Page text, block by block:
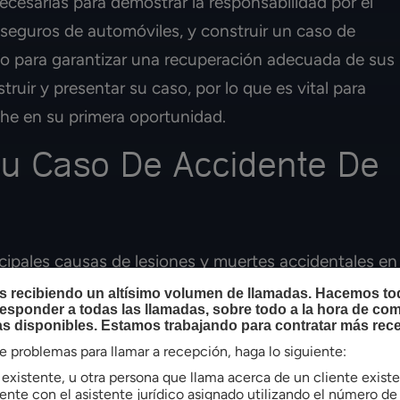
de automóviles, y construir un caso de
para garantizar una recuperación adecuada de sus
y presentar su caso, por lo que es vital para
en su primera oportunidad.
Caso De Accidente De
causas de lesiones y muertes accidentales en
de Seguridadinformó que en 2023, hubo
médicamente por accidentes automovilísticos en
Pública de Carolina del Sur registró un total de
muchas de las cuales se saldaron con heridos o
recibiendo un altísimo volumen de llamadas. Hacemos
a todas las llamadas, sobre todo a la hora de
disponibles. Estamos trabajando para contratar más
problemas para llamar a recepción, haga lo siguiente:
u otra persona que llama acerca de un cliente
con el asistente jurídico asignado utilizando el número